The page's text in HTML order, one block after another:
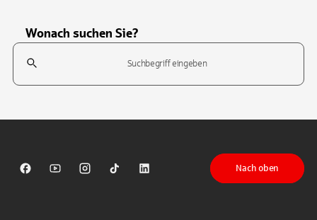
Wonach suchen Sie?
Suchfeld
Sparkasse auf Facebook
Sparkasse auf Youtube
Sparkasse auf Instagram
Sparkasse auf TikTok
Sparkasse auf LinkedIn
Nach oben